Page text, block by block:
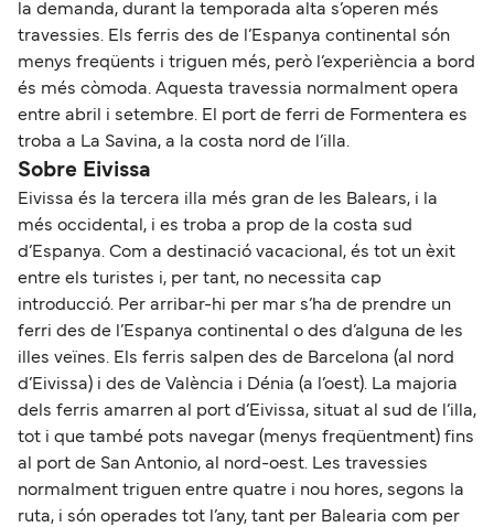
la demanda, durant la temporada alta s’operen més
travessies. Els ferris des de l’Espanya continental són
menys freqüents i triguen més, però l’experiència a bord
és més còmoda. Aquesta travessia normalment opera
entre abril i setembre. El port de ferri de Formentera es
troba a La Savina, a la costa nord de l’illa.
Sobre Eivissa
Eivissa és la tercera illa més gran de les Balears, i la
més occidental, i es troba a prop de la costa sud
d’Espanya. Com a destinació vacacional, és tot un èxit
entre els turistes i, per tant, no necessita cap
introducció. Per arribar-hi per mar s’ha de prendre un
ferri des de l’Espanya continental o des d’alguna de les
illes veïnes. Els ferris salpen des de Barcelona (al nord
d’Eivissa) i des de València i Dénia (a l’oest). La majoria
dels ferris amarren al port d’Eivissa, situat al sud de l’illa,
tot i que també pots navegar (menys freqüentment) fins
al port de San Antonio, al nord-oest. Les travessies
normalment triguen entre quatre i nou hores, segons la
ruta, i són operades tot l’any, tant per Balearia com per